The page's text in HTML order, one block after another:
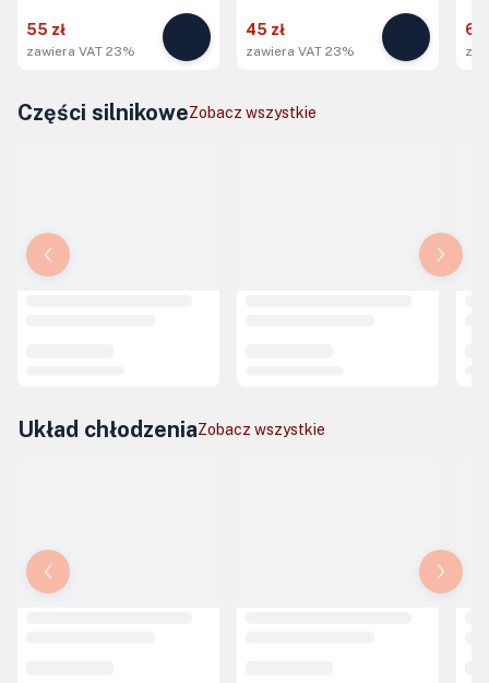
55 zł
zawiera VAT 23%
45 zł
zawiera VAT 23%
65
Części silnikoweZobacz wszystkie
Układ chłodzeniaZobacz wszystkie